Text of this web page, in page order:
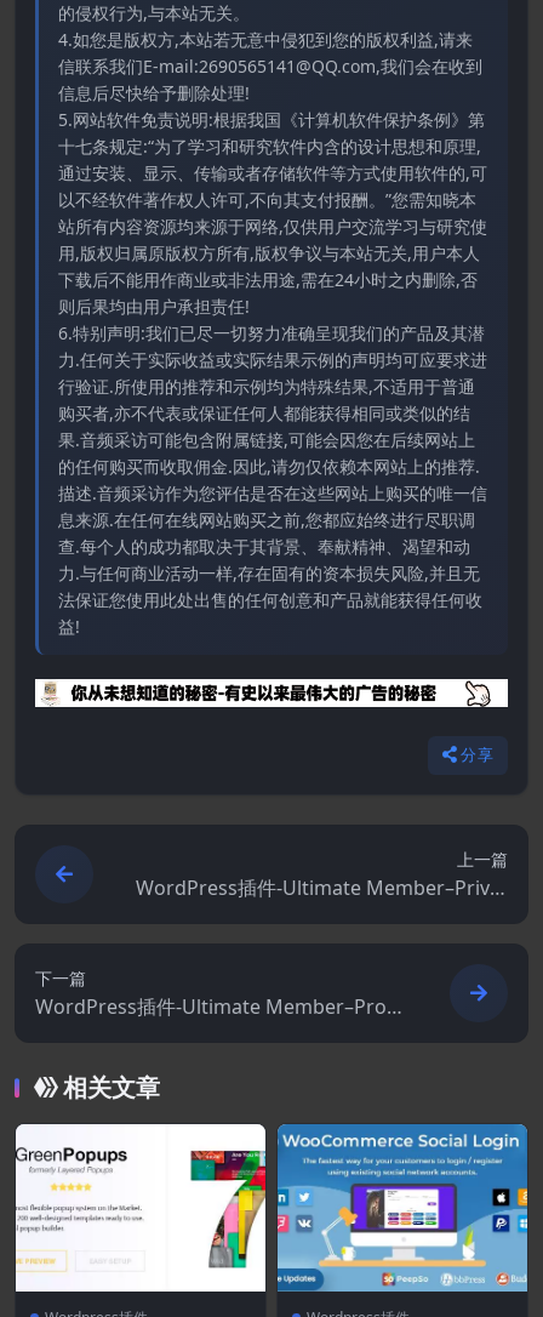
的侵权行为,与本站无关。
4.如您是版权方,本站若无意中侵犯到您的版权利益,请来
信联系我们E-mail:2690565141@QQ.com,我们会在收到
信息后尽快给予删除处理!
5.网站软件免责说明:根据我国《计算机软件保护条例》第
十七条规定:“为了学习和研究软件内含的设计思想和原理,
通过安装、显示、传输或者存储软件等方式使用软件的,可
以不经软件著作权人许可,不向其支付报酬。”您需知晓本
站所有内容资源均来源于网络,仅供用户交流学习与研究使
用,版权归属原版权方所有,版权争议与本站无关,用户本人
下载后不能用作商业或非法用途,需在24小时之内删除,否
则后果均由用户承担责任!
6.特别声明:我们已尽一切努力准确呈现我们的产品及其潜
力.任何关于实际收益或实际结果示例的声明均可应要求进
行验证.所使用的推荐和示例均为特殊结果,不适用于普通
购买者,亦不代表或保证任何人都能获得相同或类似的结
果.音频采访可能包含附属链接,可能会因您在后续网站上
的任何购买而收取佣金.因此,请勿仅依赖本网站上的推荐.
描述.音频采访作为您评估是否在这些网站上购买的唯一信
息来源.在任何在线网站购买之前,您都应始终进行尽职调
查.每个人的成功都取决于其背景、奉献精神、渴望和动
力.与任何商业活动一样,存在固有的资本损失风险,并且无
法保证您使用此处出售的任何创意和产品就能获得任何收
益!
分享
上一篇
WordPress插件-Ultimate Member–Privat
e Messages 2.3.5(Ultimate Member拓展)-
会员WordPress插件
下一篇
WordPress插件-Ultimate Member–Profil
e Tabs 1.1.0(Ultimate Member拓展)-会员
相关文章